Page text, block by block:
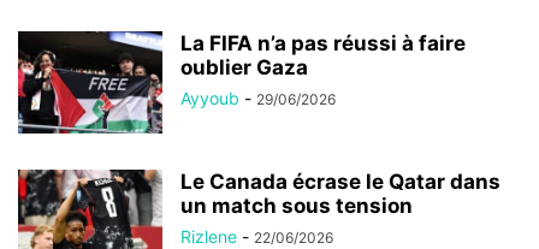
La FIFA n’a pas réussi à faire
oublier Gaza
Ayyoub - 29/06/2026
Le Canada écrase le Qatar dans
un match sous tension
Rizlene - 22/06/2026